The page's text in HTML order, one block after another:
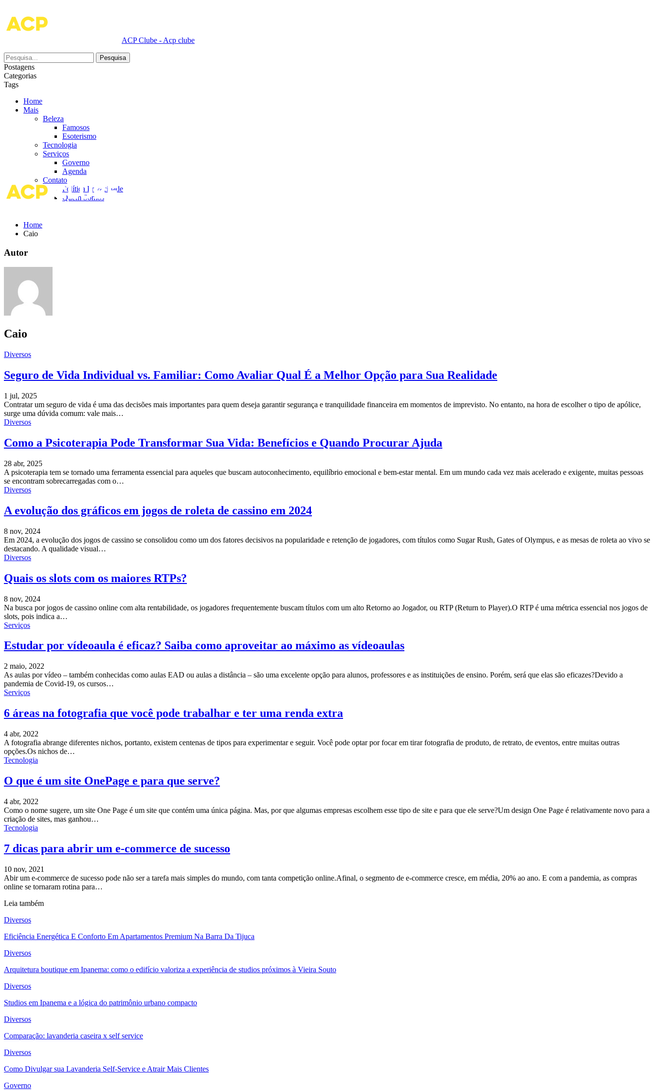
ACP Clube - Acp clube
Postagens
Categorias
Tags
Home
Mais
Beleza
Famosos
Esoterismo
Tecnologia
Serviços
Governo
Agenda
Contato
Política Privacidade
Quem Somos
Home
Caio
Autor
Caio
Diversos
Seguro de Vida Individual vs. Familiar: Como Avaliar Qual É a Melhor Opção para Sua Realidade
1 jul, 2025
Contratar um seguro de vida é uma das decisões mais importantes para quem deseja garantir segurança e tranquilidade financeira em momentos de imprevisto. No entanto, na hora de escolher o tipo de apólice,
surge uma dúvida comum: vale mais…
Diversos
Como a Psicoterapia Pode Transformar Sua Vida: Benefícios e Quando Procurar Ajuda
28 abr, 2025
A psicoterapia tem se tornado uma ferramenta essencial para aqueles que buscam autoconhecimento, equilíbrio emocional e bem-estar mental. Em um mundo cada vez mais acelerado e exigente, muitas pessoas
se encontram sobrecarregadas com o…
Diversos
A evolução dos gráficos em jogos de roleta de cassino em 2024
8 nov, 2024
Em 2024, a evolução dos jogos de cassino se consolidou como um dos fatores decisivos na popularidade e retenção de jogadores, com títulos como Sugar Rush, Gates of Olympus, e as mesas de roleta ao vivo se
destacando. A qualidade visual…
Diversos
Quais os slots com os maiores RTPs?
8 nov, 2024
Na busca por jogos de cassino online com alta rentabilidade, os jogadores frequentemente buscam títulos com um alto Retorno ao Jogador, ou RTP (Return to Player).O RTP é uma métrica essencial nos jogos de
slots, pois indica a…
Serviços
Estudar por vídeoaula é eficaz? Saiba como aproveitar ao máximo as vídeoaulas
2 maio, 2022
As aulas por vídeo – também conhecidas como aulas EAD ou aulas a distância – são uma excelente opção para alunos, professores e as instituições de ensino. Porém, será que elas são eficazes?Devido a
pandemia de Covid-19, os cursos…
Serviços
6 áreas na fotografia que você pode trabalhar e ter uma renda extra
4 abr, 2022
A fotografia abrange diferentes nichos, portanto, existem centenas de tipos para experimentar e seguir. Você pode optar por focar em tirar fotografia de produto, de retrato, de eventos, entre muitas outras
opções.Os nichos de…
Tecnologia
O que é um site OnePage e para que serve?
4 abr, 2022
Como o nome sugere, um site One Page é um site que contém uma única página. Mas, por que algumas empresas escolhem esse tipo de site e para que ele serve?Um design One Page é relativamente novo para a
criação de sites, mas ganhou…
Tecnologia
7 dicas para abrir um e-commerce de sucesso
10 nov, 2021
Abir um e-commerce de sucesso pode não ser a tarefa mais simples do mundo, com tanta competição online.Afinal, o segmento de e-commerce cresce, em média, 20% ao ano. E com a pandemia, as compras
online se tornaram rotina para…
Leia também
Diversos
Eficiência Energética E Conforto Em Apartamentos Premium Na Barra Da Tijuca
Diversos
Arquitetura boutique em Ipanema: como o edifício valoriza a experiência de studios próximos à Vieira Souto
Diversos
Studios em Ipanema e a lógica do patrimônio urbano compacto
Diversos
Comparação: lavanderia caseira x self service
Diversos
Como Divulgar sua Lavanderia Self-Service e Atrair Mais Clientes
Governo